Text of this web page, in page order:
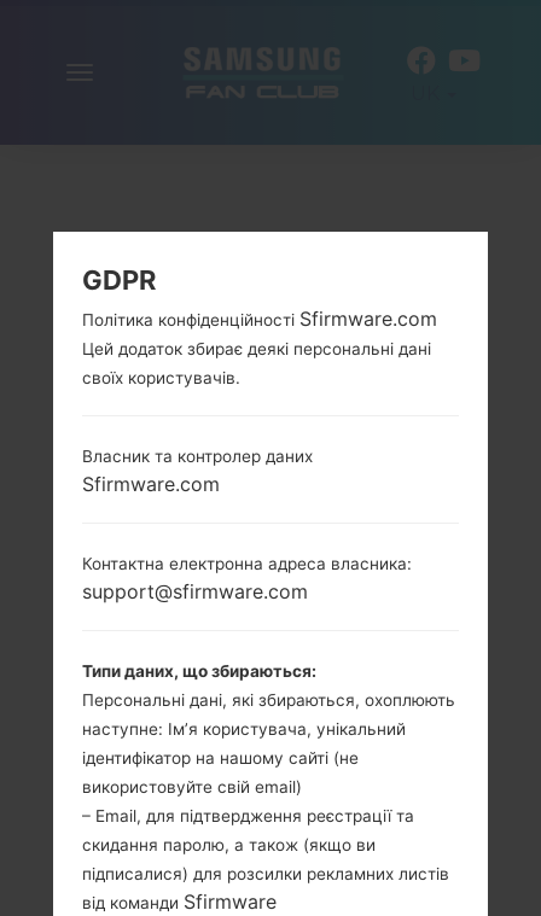
GDPR
Політика конфіденційності Sfirmware.com
Цей додаток збирає деякі персональні дані
своїх користувачів.
Власник та контролер даних
Sfirmware.com
Контактна електронна адреса власника:
support@sfirmware.com
Типи даних, що збираються:
Персональні дані, які збираються, охоплюють
наступне: Ім’я користувача, унікальний
ідентифікатор на нашому сайті (не
використовуйте свій email)
– Email, для підтвердження реєстрації та
скидання паролю, а також (якщо ви
підписалися) для розсилки рекламних листів
від команди Sfirmware